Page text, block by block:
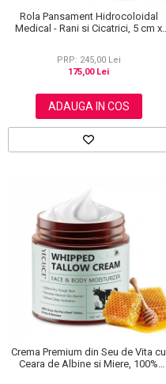
Rola Pansament Hidrocoloidal
Medical - Rani si Cicatrici, 5 cm x
PRP: 245,00 Lei
175,00 Lei
ADAUGA IN COS
Crema Premium din Seu de Vita cu
Ceara de Albine si Miere, 100%